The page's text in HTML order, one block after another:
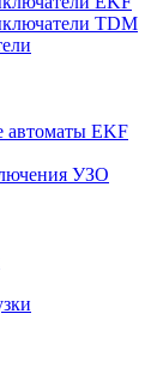
TDM
автоматы EKF
УЗО